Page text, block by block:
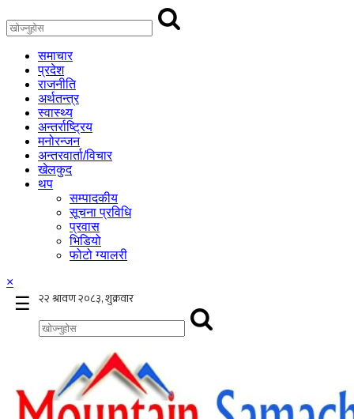
समाचार
प्रदेश
राजनीति
अर्थतन्त्र
स्वास्थ्य
अन्तर्राष्ट्रिय
मनोरन्जन
अन्तरवार्ता/विचार
खेलकुद
थप
सम्पादकीय
सूचना प्रविधि
प्रवास
भिडियो
फोटो ग्यालरी
×
☰